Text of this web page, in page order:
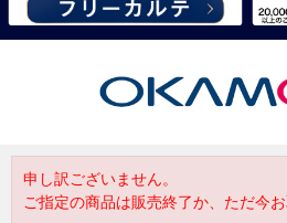
申し訳ございません。
ご指定の商品は販売終了か、ただ今